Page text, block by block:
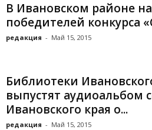
В Ивановском районе
победителей конкурса
редакция - Май 15, 2015
Библиотеки
выпустят аудиоальбом
Ивановского края о...
редакция - Май 15, 2015